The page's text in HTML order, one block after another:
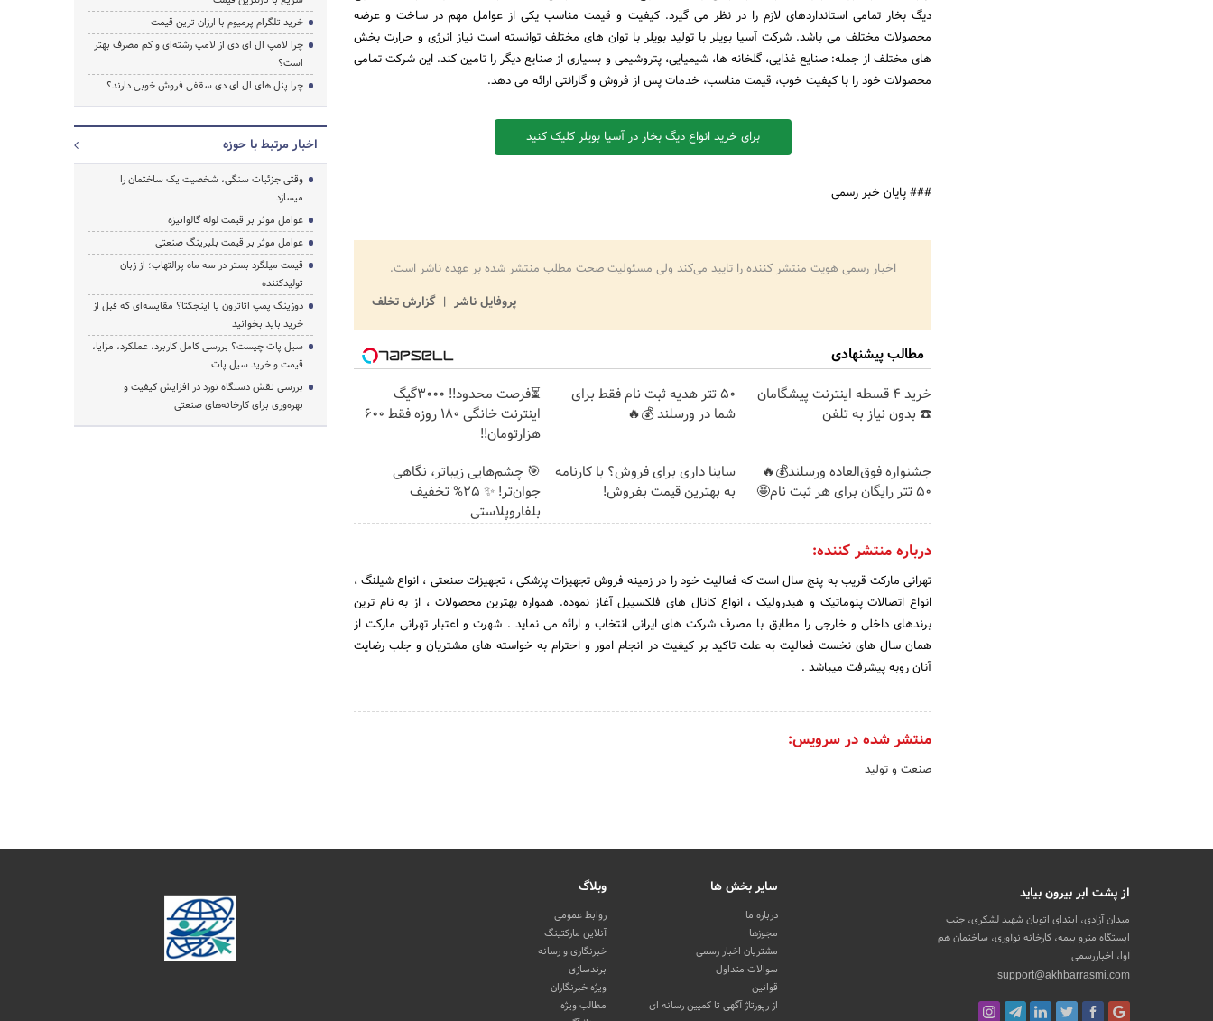
دیگ بخار تمامی استانداردهای لازم را در نظر می گیرد. کیفیت و قیمت مناسب یکی از عوامل مهم در ساخت و عرضه
محصولات مختلف می باشد. شرکت آسیا بویلر با تولید بویلر با توان های مختلف توانسته است نیاز انرژی و حرارت بخش
های مختلف از جمله: صنایع غذایی، گلخانه ها، شیمیایی، پتروشیمی و بسیاری از صنایع دیگر را تامین کند. این شرکت تمامی
محصولات خود را با کیفیت خوب، قیمت مناسب، خدمات پس از فروش و گارانتی ارائه می دهد.
برای خرید انواع دیگ بخار در آسیا بویلر کلیک کنید
### پایان خبر رسمی
اخبار رسمی هویت منتشر کننده را تایید می‌کند ولی مسئولیت صحت مطلب منتشر شده بر عهده ناشر است.
پروفایل ناشر
گزارش تخلف
مطالب پیشنهادی
خرید 4 قسطه اینترنت پیشگامان
☎️ بدون نیاز به تلفن
50 تتر هدیه ثبت نام فقط برای
شما در ورسلند 💰🔥
⏳فرصت محدود!! 3000گیگ
اینترنت خانگی 180 روزه فقط 600
هزارتومان!!
جشنواره فوق‌العاده ورسلند💰🔥
50 تتر رایگان برای هر ثبت نام🤩
ساینا داری برای فروش؟ با کارنامه
به بهترین قیمت بفروش!
🎯 چشم‌هایی زیباتر، نگاهی
جوان‌تر! ✨ 25% تخفیف
بلفاروپلاستی
درباره منتشر کننده:
تهرانی مارکت قریب به پنج سال است که فعالیت خود را در زمینه فروش تجهیزات پزشکی ، تجهیزات صنعتی ، انواع شیلنگ ،
انواع اتصالات پنوماتیک و هیدرولیک ، انواع کانال های فلکسیبل آغاز نموده. همواره بهترین محصولات ، از به نام ترین
برندهای داخلی و خارجی را مطابق با مصرف شرکت های ایرانی انتخاب و اراﺋه می نماید . شهرت و اعتبار تهرانی مارکت از
همان سال های نخست فعالیت به علت تاکید بر کیفیت در انجام امور و احترام به خواسته های مشتریان و جلب رضایت
آنان روبه پیشرفت میباشد .
منتشر شده در سرویس:
صنعت و تولید
خرید تلگرام پرمیوم با ارزان ترین قیمت
چرا لامپ ال ای دی از لامپ رشته‌ای و کم مصرف بهتر
است؟
چرا پنل های ال ای دی سقفی فروش خوبی دارند؟
اخبار مرتبط با حوزه
وقتی جزئیات سنگی، شخصیت یک ساختمان را
میسازد
عوامل موثر بر قیمت لوله گالوانیزه
عوامل موثر بر قیمت بلبرینگ صنعتی
قیمت میلگرد بستر در سه ماه پرالتهاب؛ از زبان
تولیدکننده
دوزینگ پمپ اتاترون یا اینجکتا؟ مقایسه‌ای که قبل از
خرید باید بخوانید
سیل پات چیست؟ بررسی کامل کاربرد، عملکرد، مزایا،
قیمت و خرید سیل پات
بررسی نقش دستگاه نورد در افزایش کیفیت و
بهره‌وری برای کارخانه‌های صنعتی
از پشت ابر بیرون بیاید
میدان آزادی، ابتدای اتوبان شهید لشکری، جنب
ایستگاه مترو بیمه، کارخانه نوآوری، ساختمان هم
آوا، اخباررسمی
support@akhbarrasmi.com
سایر بخش ها
درباره ما
مجوزها
مشتریان اخبار رسمی
سوالات متداول
قوانین
از رپورتاژ آگهی تا کمپین رسانه ای
وبلاگ
روابط عمومی
آنلاین مارکتینگ
خبرنگاری و رسانه
برندسازی
ویژه خبرنگاران
مطالب ویژه